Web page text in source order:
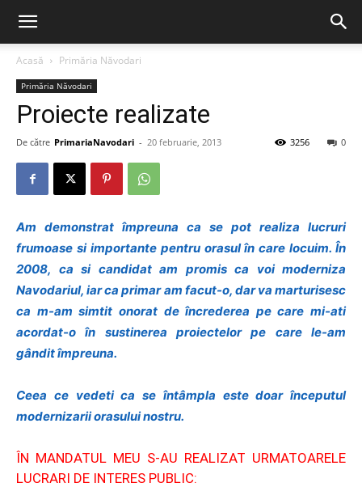
Acasă Primăria Năvodari
Primăria Năvodari
Proiecte realizate
De către PrimariaNavodari - 20 februarie, 2013 0
3256
Am demonstrat împreuna ca se pot realiza lucruri
frumoase si importante pentru orasul în care locuim. În
2008, ca si candidat am promis ca voi moderniza
Navodariul, iar ca primar am facut-o, dar va marturisesc
ca m-am simtit onorat de încrederea pe care mi-ati
acordat-o în sustinerea proiectelor pe care le-am
gândit împreuna.
Ceea ce vedeti ca se întâmpla este doar începutul
modernizarii orasului nostru.
ÎN MANDATUL MEU S-AU REALIZAT URMATOARELE
LUCRARI DE INTERES PUBLIC: